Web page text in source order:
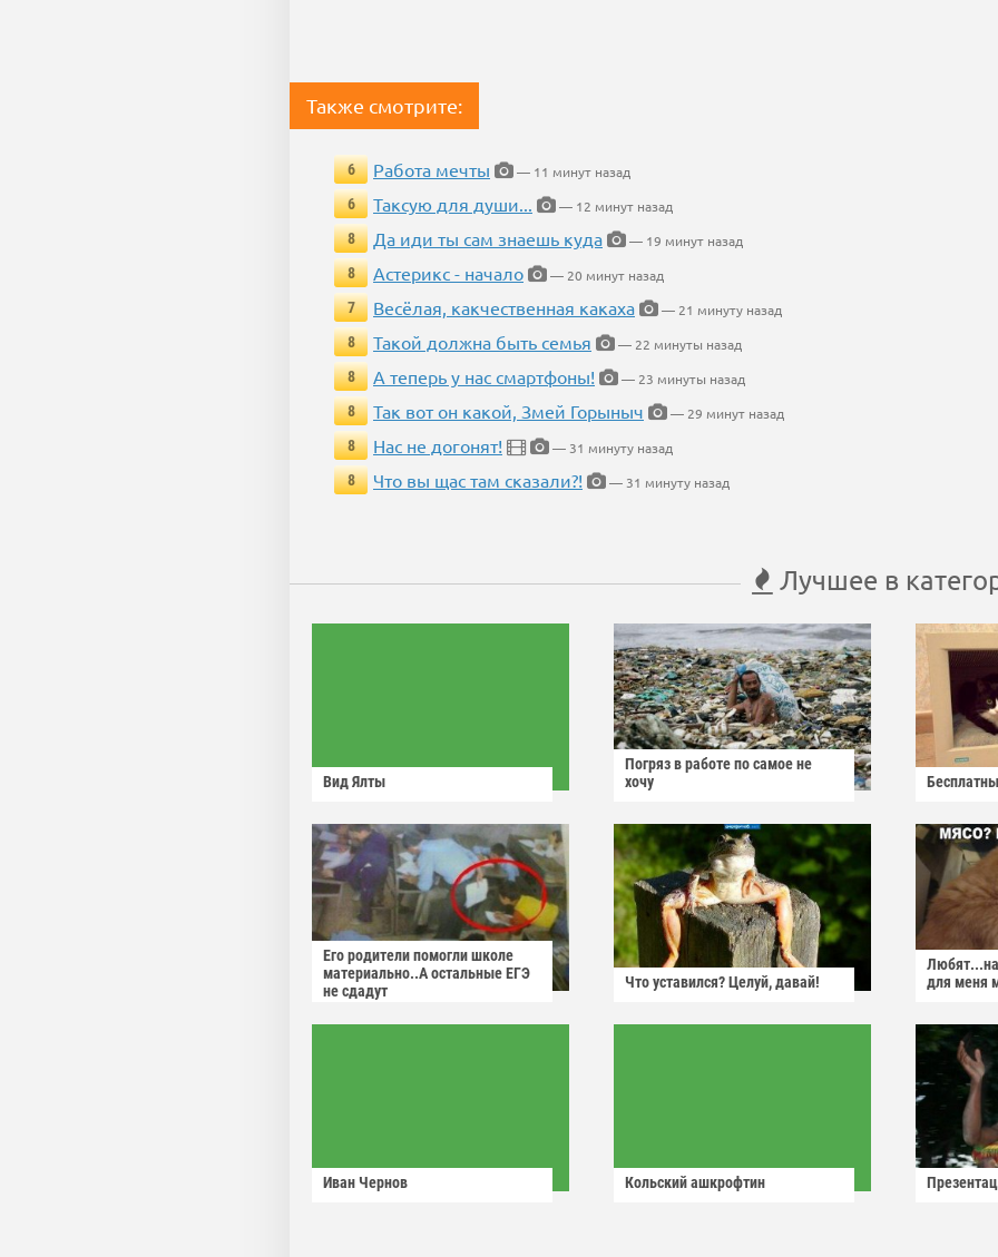
Также смотрите:
6 Работа мечты
— 11 минут назад
6
Таксую для души...
— 12 минут назад
8
Да иди ты сам знаешь куда
— 19 минут назад
8
Астерикс - начало
— 20 минут назад
7
Весёлая, какчественная какаха
— 21 минуту назад
8
Такой должна быть семья
— 22 минуты назад
8
А теперь у нас смартфоны!
— 23 минуты назад
8
Так вот он какой, Змей Горыныч
— 29 минут назад
8
Нас не догонят!
— 31 минуту назад
8
Что вы щас там сказали?! — 31 минуту назад
Лучшее в
Вид Ялты
Погряз в работе по самое не
хочу
Его родители помогли школе
материально..А остальные ЕГЭ
не сдадут
Что уставился? Целуй, давай!
для меня
Иван Чернов Кольский ашкрофтин